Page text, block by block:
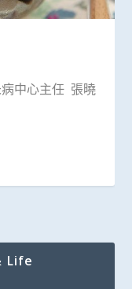
中心主任 張曉
Life